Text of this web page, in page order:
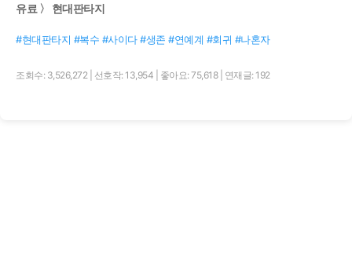
유료 〉 현대판타지
#현대판타지 #복수 #사이다 #생존 #연예계 #회귀 #나혼자
조회수: 3,526,272 선호작: 13,954 좋아요: 75,618 연재글: 192